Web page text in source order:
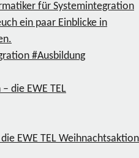
für Systemintegration
ein paar Einblicke in
#Ausbildung
EWE TEL Weihnachtsaktion